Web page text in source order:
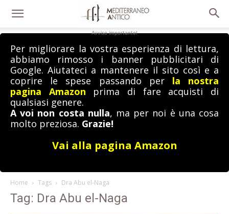
Avviso importante!
Per migliorare la vostra esperienza di lettura,
abbiamo rimosso i banner pubblicitari di
Google. Aiutateci a mantenere il sito così e a
coprire le spese passando per la nostra
pagina Amazon prima di fare acquisti di
qualsiasi genere.
A voi non costa nulla, ma per noi è una cosa
molto preziosa. Grazie!
Vai alla pagina Amazon
Home Tags Dra Abu el-Naga
Tag: Dra Abu el-Naga